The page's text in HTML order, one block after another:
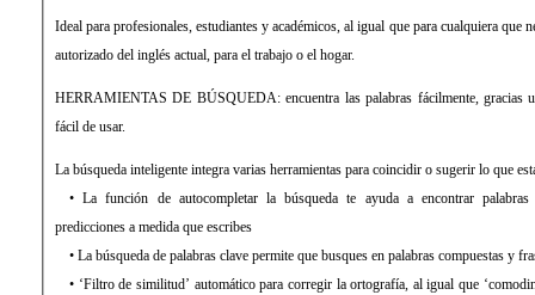
Ideal para profesionales, estudiantes y académicos, al igual que para cualquiera que
autorizado del inglés actual, para el trabajo o el hogar.
HERRAMIENTAS DE BÚSQUEDA: encuentra las palabras fácilmente, gracias
fácil de usar.
La búsqueda inteligente integra varias herramientas para coincidir o sugerir lo que
• La función de autocompletar la búsqueda te ayuda a encontrar palabras
predicciones a medida que escribes
• La búsqueda de palabras clave permite que busques en palabras compuestas y
• ‘Filtro de similitud’ automático para corregir la ortografía, al igual que